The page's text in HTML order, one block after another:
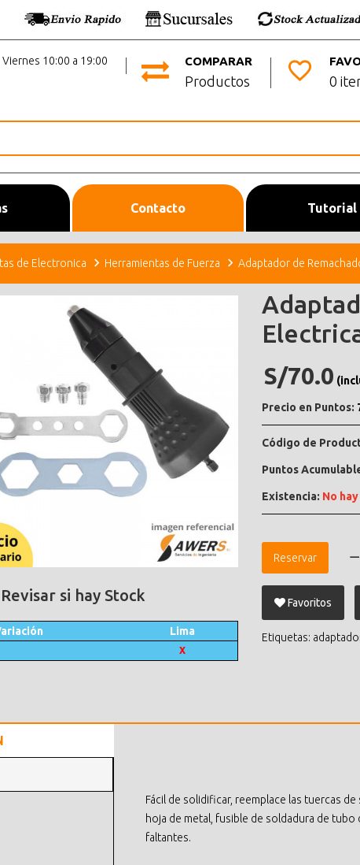
0
COMPARAR
Productos
Viernes 10:00 a 19:00
Contacto Tutorial
de Electronica Herramientas de Fuerza Adaptador de
Revisar si hay Stock
Lima
X
S/70.0
Precio en Puntos:
Código de
Puntos
Existencia: No
Reservar
Favoritos
Etiquetas:
Fácil de solidificar, reemplace las tuercas
hoja de metal, fusible de soldadura de
faltantes.